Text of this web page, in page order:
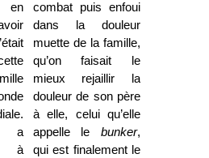
en
a
à
combat puis enfoui
dans la douleur
muette de la famille,
qu’on faisait le
mieux rejaillir la
douleur de son père
à elle, celui qu’elle
appelle le bunker,
qui est finalement le